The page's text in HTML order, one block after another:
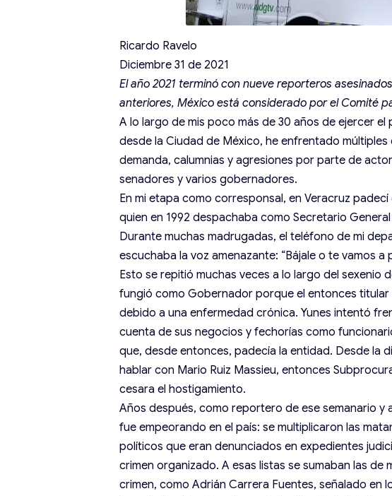
Ricardo Ravelo
Diciembre 31 de 2021
El año 2021 terminó con nueve reporteros
anteriores, México está considerado por el Comité
A lo largo de mis poco más de 30 años de ejercer
desde la Ciudad de México, he enfrentado
demanda, calumnias y agresiones por parte de
senadores y varios gobernadores.
En mi etapa como corresponsal, en Veracruz
quien en 1992 despachaba como Secretario
Durante muchas madrugadas, el teléfono de mi
escuchaba la voz amenazante: “Bájale o te vamos a
Esto se repitió muchas veces a lo largo del sexenio
fungió como Gobernador porque el entonces
debido a una enfermedad crónica. Yunes intentó
cuenta de sus negocios y fechorías como
que, desde entonces, padecía la entidad. Desde la
hablar con Mario Ruiz Massieu, entonces
cesara el hostigamiento.
Años después, como reportero de ese semanario y
fue empeorando en el país: se multiplicaron las
políticos que eran denunciados en expedientes
crimen organizado. A esas listas se sumaban las
crimen, como Adrián Carrera Fuentes, señalado